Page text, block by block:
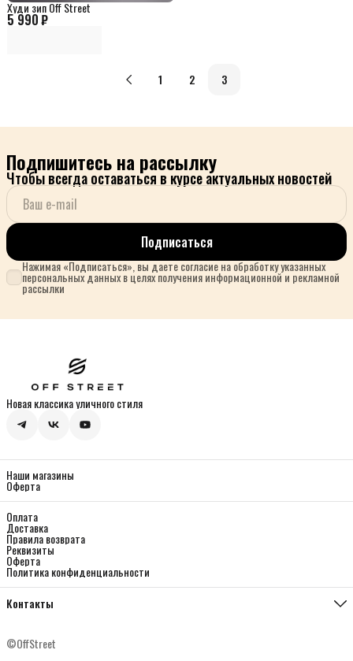
5 990 ₽
Худи зип Off Street
1 2 3
Подпишитесь на рассылку
Чтобы всегда оставаться в курсе актуальных новостей
Подписаться
Нажимая «Подписаться», вы даете согласие на обработку указанных
персональных данных в целях получения информационной и рекламной
рассылки
Новая классика уличного стиля
Наши магазины
Оферта
Оплата
Доставка
Правила возврата
Реквизиты
Оферта
Политика конфиденциальности
Контакты
Телефон
©OffStreet